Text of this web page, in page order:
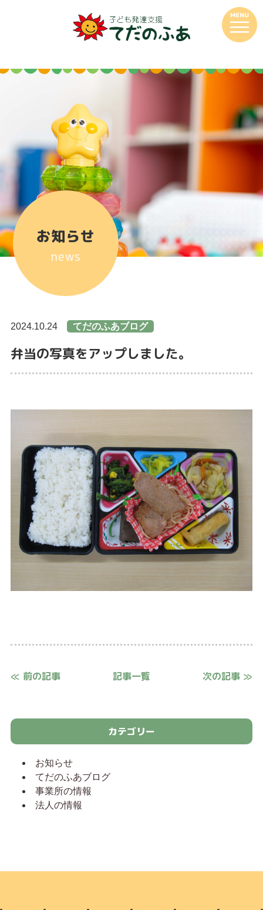
お知らせ
news
2024.10.24 てだのふあブログ
弁当の写真をアップしました。
≪ 前の記事 記事一覧 次の記事 ≫
カテゴリー
お知らせ
てだのふあブログ
事業所の情報
法人の情報